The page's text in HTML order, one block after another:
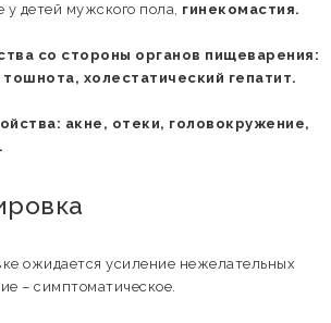
у детей мужского пола, гинекомастия.
со стороны органов пищеварения:
тошнота, холестатический гепатит.
акне, отеки, головокружение,
ожидается усиление нежелательных
– симптоматическое.